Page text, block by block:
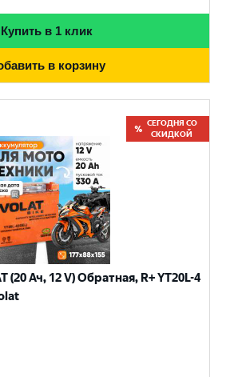
Купить в 1 клик
в корзину
СЕГОДНЯ СО
СКИДКОЙ
(20 Ач, 12 V) Обратная, R+ YT20L-4